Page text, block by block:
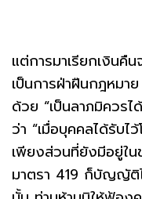
แต่การมาเรียกเงินคื
เป็นการฝ่าฝืนกฎหมา
ด้วย “เป็นลาภมิควร
ว่า “เมื่อบุคคลได้รับ
เพียงส่วนที่ยังมีอยู่ใน
มาตรา 419 ก็บัญญัติไ